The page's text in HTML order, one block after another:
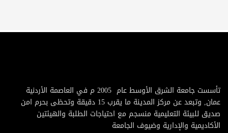
تأسست جامعة الشرق الأوسط عام 2005 م في العاصمة الأردنية
عمان, وتبعد عن مركز المدينة ما يقرب 15 دقيقة وتحظى بحرم امن
صديق للبيئة التعليمية منسجم مع احتياجات الطلبة والهيئتين
الأكاديمية والإدارية وضيوف الجامعة